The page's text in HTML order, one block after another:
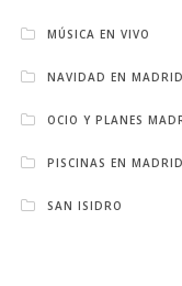
MÚSICA EN VIVO
NAVIDAD EN MADRID
OCIO Y PLANES
PISCINAS EN MADRID
SAN ISIDRO